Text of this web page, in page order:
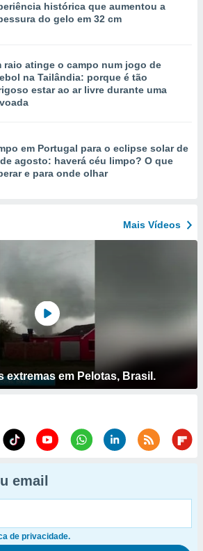
histórica que aumentou a
do gelo em 32 cm
raio atinge o campo num jogo de
na Tailândia: porque é tão
estar ao ar livre durante uma
em Portugal para o eclipse solar de
agosto: haverá céu limpo? O que
e para onde olhar
Mais Vídeos
extremas em Pelotas, Brasil.
email
de privacidade.